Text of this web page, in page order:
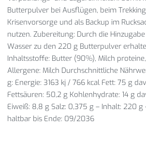
Butterpulver bei Ausflügen, beim
Krisenvorsorge und als Backup im
nutzen. Zubereitung: Durch die
Wasser zu den 220 g Butterpulver
Inhaltsstoffe: Butter (90%), Milch
Allergene: Milch Durchschnittliche
g: Energie: 3163 kj / 766 kcal Fett: 75 g
Fettsäuren: 50,2 g Kohlenhydrate: 14 g
Eiweiß: 8,8 g Salz: 0,375 g – Inhalt: 220 g
haltbar bis Ende: 09/2036